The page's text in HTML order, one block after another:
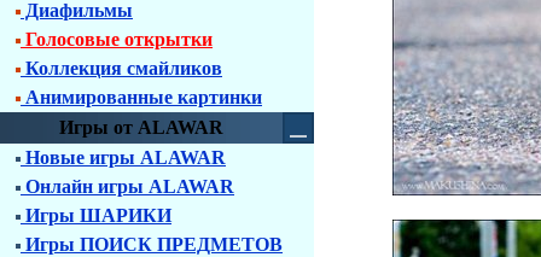
Диафильмы
Голосовые открытки
Коллекция смайликов
Анимированные картинки
Игры от ALAWAR
Новые игры ALAWAR
Онлайн игры ALAWAR
Игры ШАРИКИ
Игры ПОИСК ПРЕДМЕТОВ